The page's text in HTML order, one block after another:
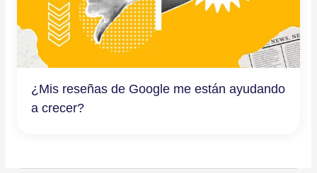
¿Mis reseñas de Google me están ayudando
a crecer?